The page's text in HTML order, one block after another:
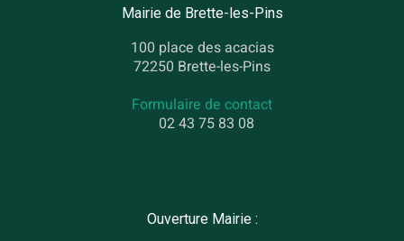
Mairie de Brette-les-Pins
100 place des acacias
72250 Brette-les-Pins
Formulaire de contact
02 43 75 83 08
Ouverture Mairie :